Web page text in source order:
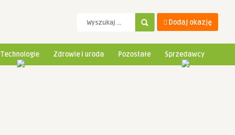
Dodaj okazję
Technologie Zdrowie i uroda Pozostałe Sprzedawcy